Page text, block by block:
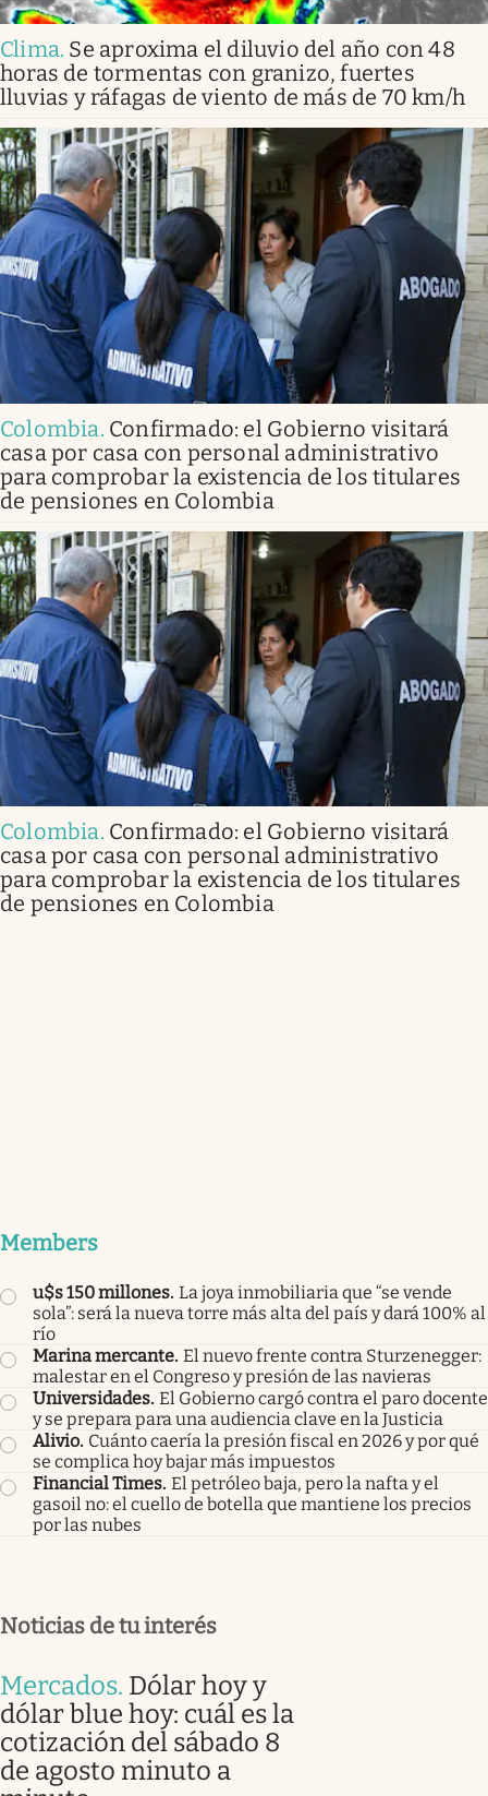
Clima. Se aproxima el diluvio del año con 48
horas de tormentas con granizo, fuertes
lluvias y ráfagas de viento de más de 70 km/h
Colombia. Confirmado: el Gobierno visitará
casa por casa con personal administrativo
para comprobar la existencia de los titulares
de pensiones en Colombia
Colombia. Confirmado: el Gobierno visitará
casa por casa con personal administrativo
para comprobar la existencia de los titulares
de pensiones en Colombia
Members
u$s 150 millones. La joya inmobiliaria que “se vende
sola”: será la nueva torre más alta del país y dará 100% al
río
Marina mercante. El nuevo frente contra Sturzenegger:
malestar en el Congreso y presión de las navieras
Universidades. El Gobierno cargó contra el paro docente
y se prepara para una audiencia clave en la Justicia
Alivio. Cuánto caería la presión fiscal en 2026 y por qué
se complica hoy bajar más impuestos
Financial Times. El petróleo baja, pero la nafta y el
gasoil no: el cuello de botella que mantiene los precios
por las nubes
Noticias de tu interés
Mercados. Dólar hoy y
dólar blue hoy: cuál es la
cotización del sábado 8
de agosto minuto a